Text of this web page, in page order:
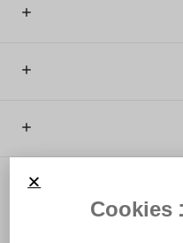
האתר עושה שימוש ב Cookies